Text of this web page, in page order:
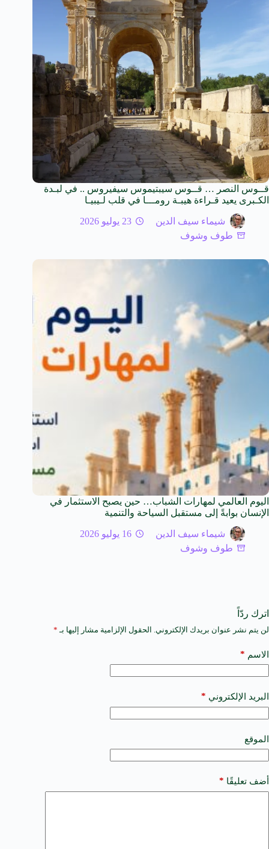
قــوس النصر … قــوس سيبتيموس سيفيروس .. في لبـدة
الكـبرى يعيد قـراءة هيبـة رومـــا في قلب لـيبيـا
شيماء سيف الدين
23 يوليو 2026
طوف وشوف
اليوم العالمي لمهارات الشباب… حين يصبح الاستثمار في
الإنسان بوابةً إلى مستقبل السياحة والتنمية
شيماء سيف الدين
16 يوليو 2026
طوف وشوف
اترك ردّاً
لن يتم نشر عنوان بريدك الإلكتروني. الحقول الإلزامية مشار إليها بـ *
الاسم *
البريد الإلكتروني *
الموقع
أضف تعليقًا *
A
t
e
a
t
i
e
: